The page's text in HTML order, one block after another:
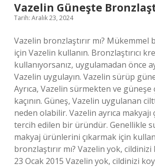
Vazelin Güneşte
Tarih: Aralık 23, 2024
Vazelin bronzlaştırır mı?
için Vazelin kullanın. Bronzlaştırıcı
kullanıyorsanız, uygulamadan önce
Vazelin uygulayın. Vazelin sürüp
Ayrıca, Vazelin sürmekten ve güneşe
kaçının. Güneş, Vazelin uygulanan
neden olabilir. Vazelin ayrıca makyajı
tercih edilen bir üründür. Genellikle
makyaj ürünlerini çıkarmak için
bronzlaştırır mı? Vazelin yok, cildinizi
23 Ocak 2015 Vazelin yok, cildinizi